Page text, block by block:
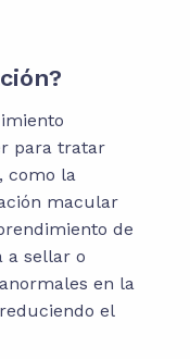
para tratar
como la
macular
de
a sellar o
en la
el